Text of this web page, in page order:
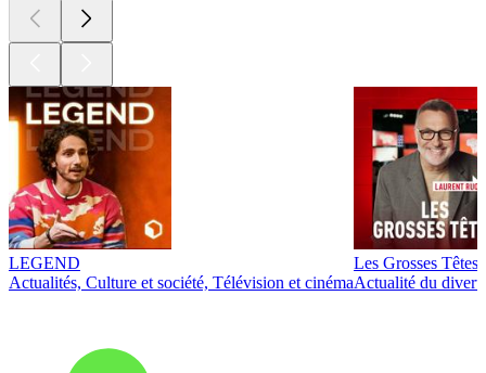
LEGEND
Actualités, Culture et société, Télévision et cinéma
Les Grosses Têtes
Actualité du